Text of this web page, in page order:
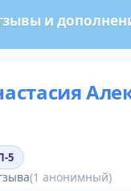
и
5
(1 анонимный)